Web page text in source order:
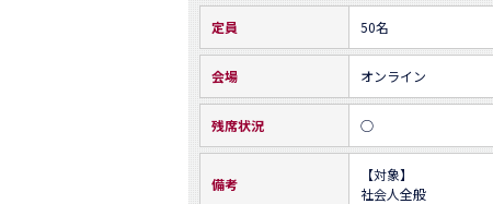
定員 50名
会場 オンライン
残席状況 ○
備考
【対象】
社会人全般